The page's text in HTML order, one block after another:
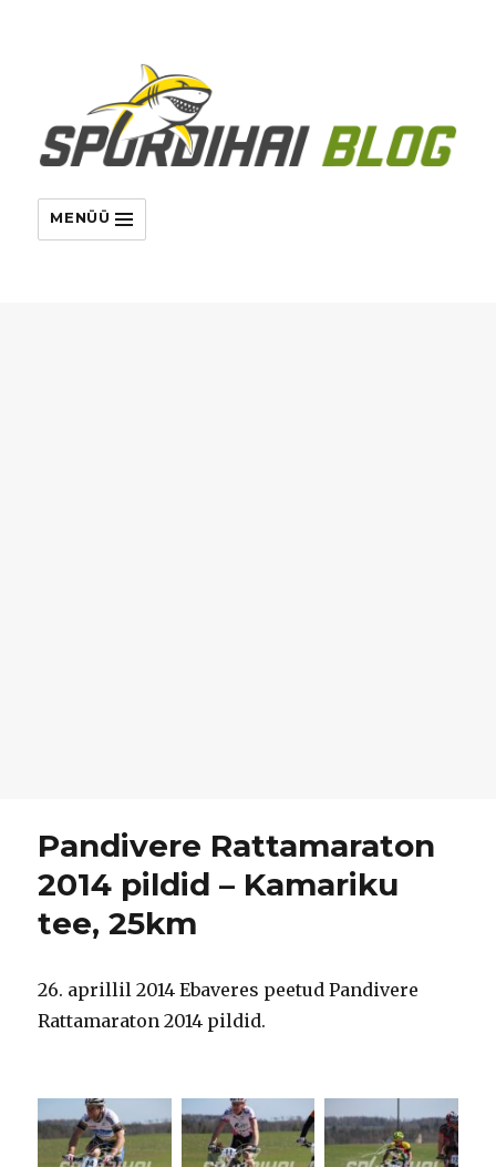
MENÜÜ
Pandivere Rattamaraton
2014 pildid – Kamariku
tee, 25km
26. aprillil 2014 Ebaveres peetud Pandivere
Rattamaraton 2014 pildid.